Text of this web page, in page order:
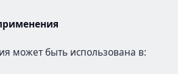
может быть использована в: